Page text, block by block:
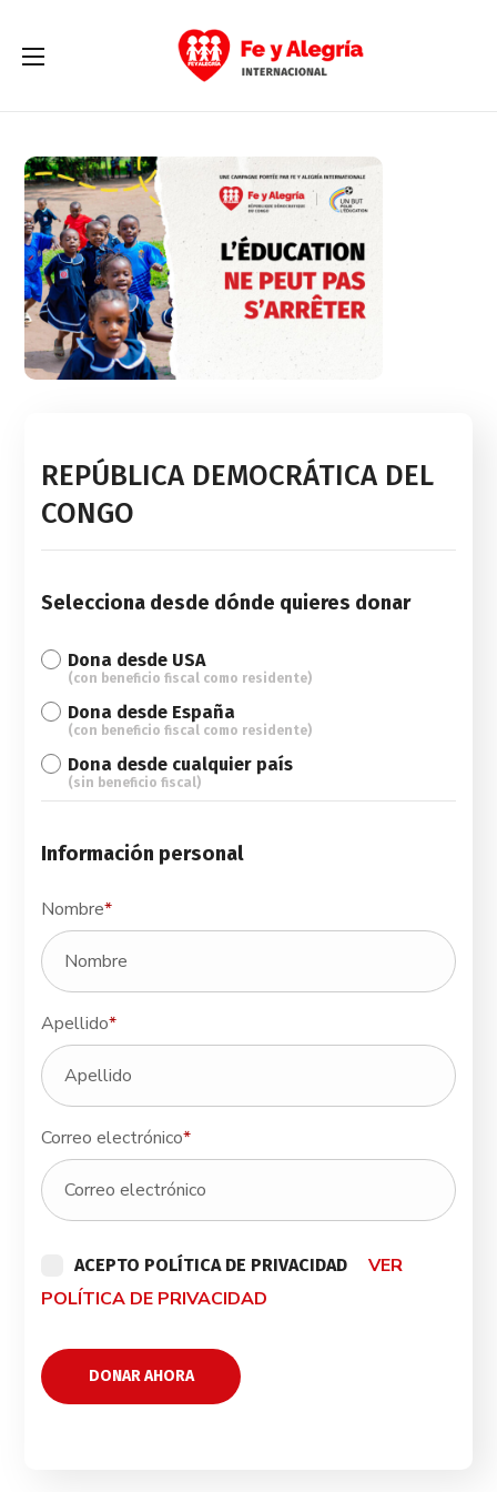
REPÚBLICA DEMOCRÁTICA DEL
CONGO
Selecciona desde dónde quieres donar
Dona desde cualquier país
(sin beneficio fiscal)
Dona desde USA
(con beneficio fiscal como residente)
Dona desde España
(con beneficio fiscal como residente)
Información personal
Nombre*
Apellido*
Correo electrónico*
ACEPTO POLÍTICA DE PRIVACIDAD
VER
POLÍTICA DE PRIVACIDAD